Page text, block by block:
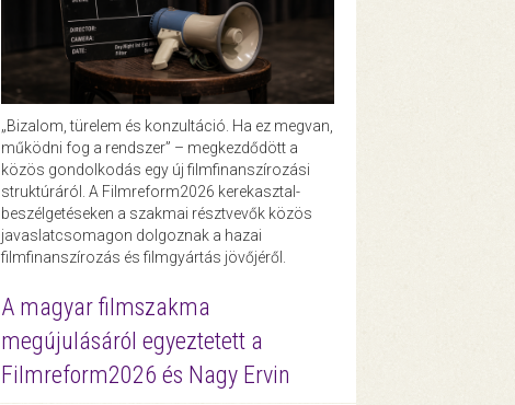
„Bizalom, türelem és konzultáció. Ha ez megvan,
működni fog a rendszer” – megkezdődött a
közös gondolkodás egy új filmfinanszírozási
struktúráról. A Filmreform2026 kerekasztal-
beszélgetéseken a szakmai résztvevők közös
javaslatcsomagon dolgoznak a hazai
filmfinanszírozás és filmgyártás jövőjéről.
A magyar filmszakma
megújulásáról egyeztetett a
Filmreform2026 és Nagy Ervin